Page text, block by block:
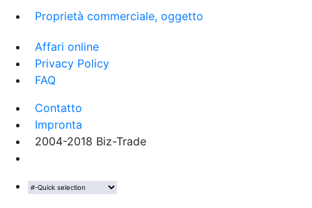
Proprietà commerciale, oggetto
Affari online
Privacy Policy
FAQ
Contatto
Impronta
2004-2018 Biz-Trade